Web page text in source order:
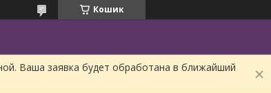
Кошик
Ваша заявка будет обработана в ближайший